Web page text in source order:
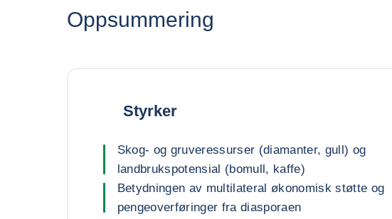
Oppsummering
Styrker
Skog- og gruveressurser (diamanter, gull) og
landbrukspotensial (bomull, kaffe)
Betydningen av multilateral økonomisk støtte og
pengeoverføringer fra diasporaen